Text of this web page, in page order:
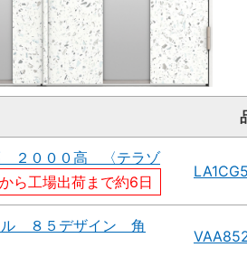
２０００高 〈テラゾ
ら工場出荷まで約6日
ル ８５デザイン 角